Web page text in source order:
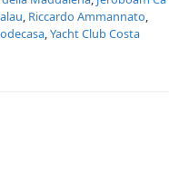
, Riccardo Ammannato,
,Yacht Club Costa